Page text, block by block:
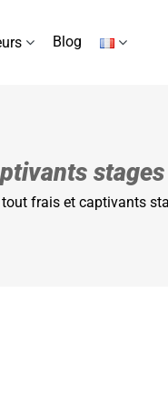
Blog
tout frais et captivants